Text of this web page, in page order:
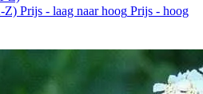
Z) Prijs - laag naar hoog Prijs - hoog